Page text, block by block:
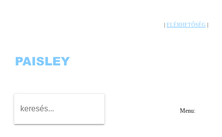
ELÉRHETŐSÉG
Menu: